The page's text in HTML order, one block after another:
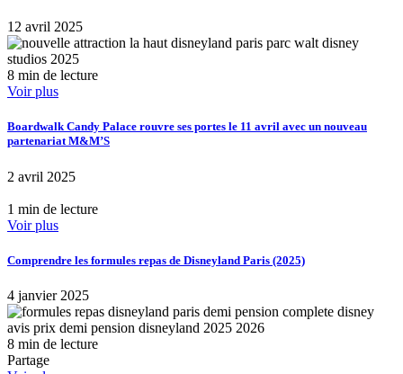
12 avril 2025
8 min de lecture
Voir plus
Boardwalk Candy Palace rouvre ses portes le 11 avril avec un nouveau
partenariat M&M’S
2 avril 2025
1 min de lecture
Voir plus
Comprendre les formules repas de Disneyland Paris (2025)
4 janvier 2025
8 min de lecture
Partage